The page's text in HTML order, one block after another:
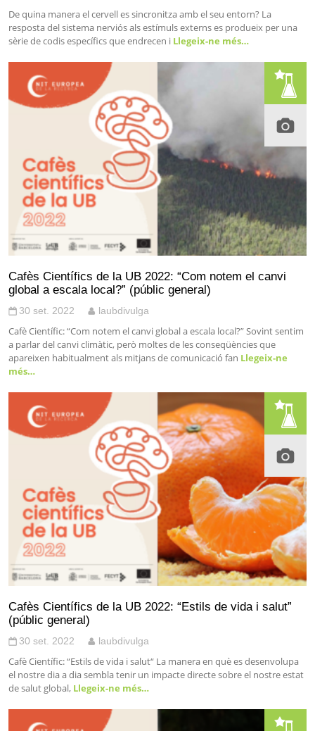
De quina manera el cervell es sincronitza amb el seu entorn? La
resposta del sistema nerviós als estímuls externs es produeix per una
sèrie de codis específics que endrecen i Llegeix-ne més…
Cafès Científics de la UB 2022: “Com notem el canvi
global a escala local?” (públic general)
30 set. 2022 laubdivulga
Cafè Científic: “Com notem el canvi global a escala local?” Sovint sentim
a parlar del canvi climàtic, però moltes de les conseqüències que
apareixen habitualment als mitjans de comunicació fan Llegeix-ne
més…
Cafès Científics de la UB 2022: “Estils de vida i salut”
(públic general)
30 set. 2022 laubdivulga
Cafè Científic: “Estils de vida i salut“ La manera en què es desenvolupa
el nostre dia a dia sembla tenir un impacte directe sobre el nostre estat
de salut global, Llegeix-ne més…